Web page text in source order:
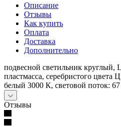
Описание
Отзывы
Как купить
Оплата
Доставка
Дополнительно
подвесной светильник круглый,
пластмасса, серебристого цвета
белый 3000 К, световой поток:
Отзывы